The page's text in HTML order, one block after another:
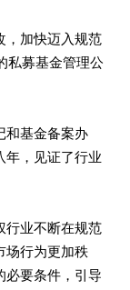
，加快迈入规范
私募基金管理公
和基金备案办
年，见证了行业
行业不断在规范
场行为更加秩
必要条件，引导